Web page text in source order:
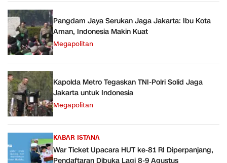
Pangdam Jaya Serukan Jaga Jakarta: Ibu Kota
Aman, Indonesia Makin Kuat
Megapolitan
Kapolda Metro Tegaskan TNI-Polri Solid Jaga
Jakarta untuk Indonesia
Megapolitan
KABAR ISTANA
War Ticket Upacara HUT ke-81 RI Diperpanjang,
Pendaftaran Dibuka Lagi 8-9 Agustus